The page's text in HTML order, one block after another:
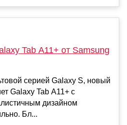
Tab A11+ от Samsung
серией Galaxy S, новый
Galaxy Tab A11+ с
дизайном
Бл...